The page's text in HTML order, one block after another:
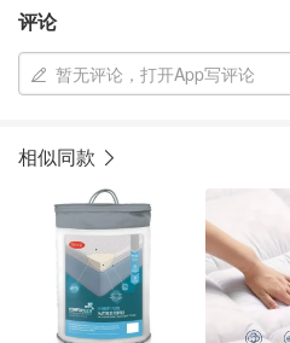
评论
暂无评论，打开App写评论
相似同款